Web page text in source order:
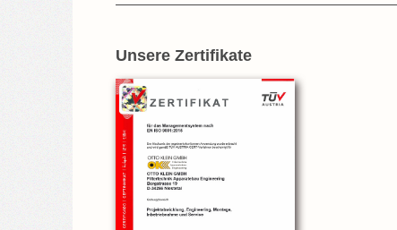
Unsere Zertifikate